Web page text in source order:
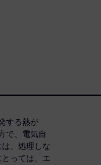
する熱が
で、電気自
、処理しな
っては、エ